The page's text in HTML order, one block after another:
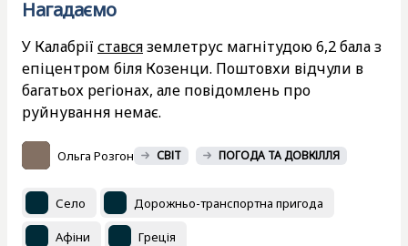
Нагадаємо
У Калабрії ставсяземлетрус магнітудою 6,2 бала з
епіцентром біля Козенци. Поштовхи відчули в
багатьох регіонах, але повідомлень про
руйнування немає.
Ольга Розгон СВІТ ПОГОДА ТА ДОВКІЛЛЯ
Село Дорожньо-транспортна пригода
Афіни Греція